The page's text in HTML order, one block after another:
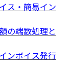
ス・簡易イン
の端数処理と
ンボイス発行